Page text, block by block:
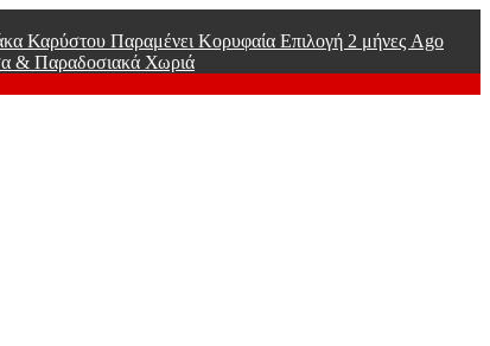
Καρύστου Παραμένει Κορυφαία Επιλογή 2 μήνες Ago
& Παραδοσιακά Χωριά